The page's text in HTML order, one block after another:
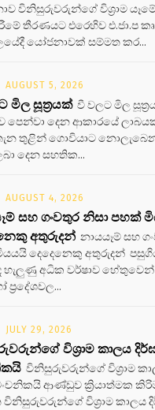
විනිසුරුවරුන්ගේ විශ්‍රාම
තීරණයට එරෙහිව එ.ජා.ප
යෝජනාවක් සම්මත කර...
AUGUST 5, 2026
මිල සූත්‍රයක් වී වලට මිල
දෙන ආකාරයේ
තුළින් ගොවියාට
දෙන සහතික...
AUGUST 4, 2026
සහ ගංවතුර නිසා පහක්
අතුරුදන් නායයෑම් සහ
දෙදෙනෙකු අතුරුදන්
හැලුණු අධික වර්ෂාව හේතුවෙන්
JULY 29, 2026
විශ්‍රාම කාලය
විනිසුරුවරුන්ගේ විශ්‍රාම
ආණ්ඩුව ක්‍රියාත්මක
විශ්‍රාම කාලය